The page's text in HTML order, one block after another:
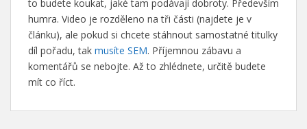
to budete koukat, jaké tam podávají dobroty. Především
humra. Video je rozděleno na tři části (najdete je v
článku), ale pokud si chcete stáhnout samostatné titulky
díl pořadu, tak musíte SEM. Příjemnou zábavu a
komentářů se nebojte. Až to zhlédnete, určitě budete
mít co říct.